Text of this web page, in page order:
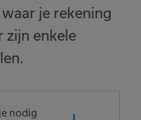
je rekening
zijn enkele
nodig